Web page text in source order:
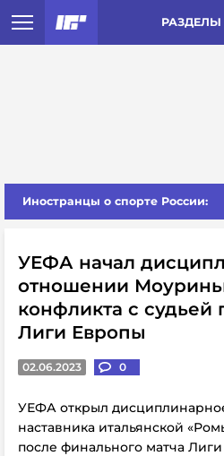
РАЗДЕЛЫ
Иностранцы о спорте России:
УЕФА начал
отношении
конфликта с судьей
Лиги Европы
02.06.2023 0
УЕФА открыл
наставника итальянской
после финального матча